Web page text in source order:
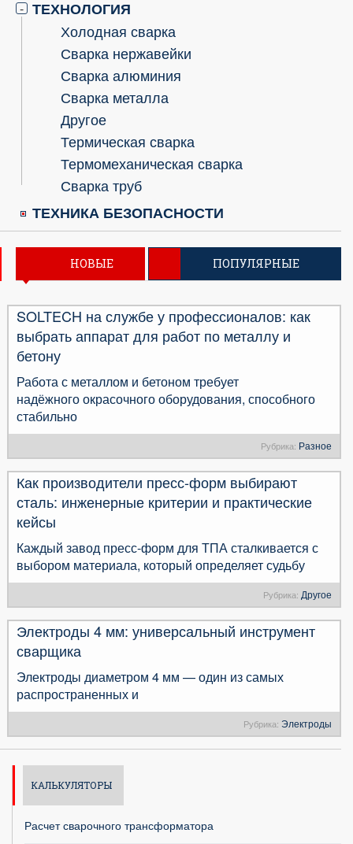
- ТЕХНОЛОГИЯ
Холодная сварка
Сварка нержавейки
Сварка алюминия
Сварка металла
Другое
Термическая сварка
Термомеханическая сварка
Сварка труб
ТЕХНИКА БЕЗОПАСНОСТИ
НОВЫЕ ПОПУЛЯРНЫЕ
SOLTECH на службе у профессионалов: как
выбрать аппарат для работ по металлу и
бетону
Работа с металлом и бетоном требует
надёжного окрасочного оборудования, способного
стабильно
Рубрика: Разное
Как производители пресс-форм выбирают
сталь: инженерные критерии и практические
кейсы
Каждый завод пресс-форм для ТПА сталкивается с
выбором материала, который определяет судьбу
Рубрика: Другое
Электроды 4 мм: универсальный инструмент
сварщика
Электроды диаметром 4 мм — один из самых
распространенных и
Рубрика: Электроды
КАЛЬКУЛЯТОРЫ
Расчет сварочного трансформатора